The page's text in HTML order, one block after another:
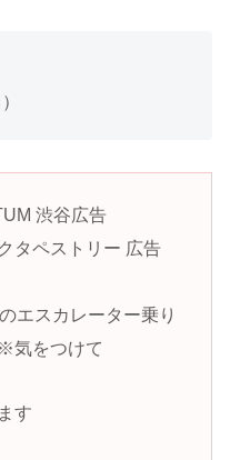
渋谷広告
タペストリー 広告
エスカレーター乗り
気をつけて
す